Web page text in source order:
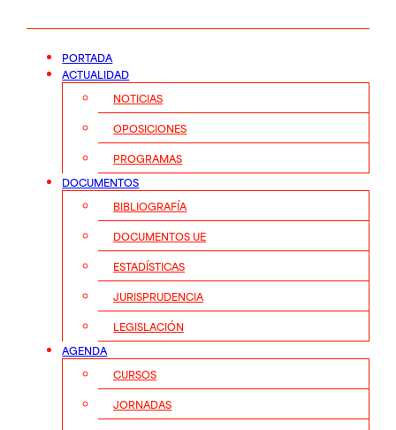
PORTADA
ACTUALIDAD
NOTICIAS
OPOSICIONES
PROGRAMAS
DOCUMENTOS
BIBLIOGRAFÍA
DOCUMENTOS UE
ESTADÍSTICAS
JURISPRUDENCIA
LEGISLACIÓN
AGENDA
CURSOS
JORNADAS